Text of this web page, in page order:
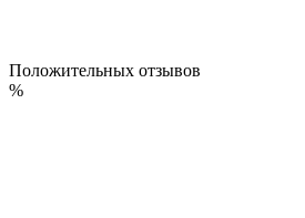
Положительных отзывов
%